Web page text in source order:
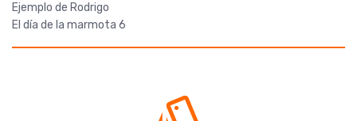
Ejemplo de Rodrigo
El día de la marmota 6